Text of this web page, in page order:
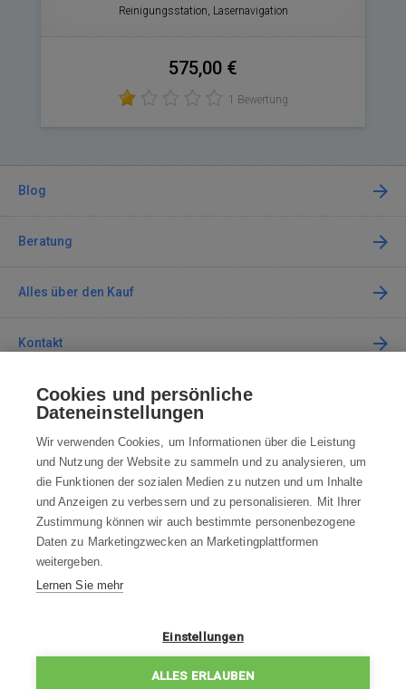
Reinigungsstation, Lasernavigation
575,00 €
1 Bewertung
Blog
Beratung
Alles über den Kauf
Kontakt
Kontaktieren Sie uns
info@robotworld.de
+49 25 197 159 962 Mo-Fr 8:00—16:00 Uhr
ALLE KONTAKTE
WIDERRUFSBELEHRUNG
DATENSCHUTZERKLÄRUNG
Cookies und persönliche
Dateneinstellungen
Wir verwenden Cookies, um Informationen über die Leistung
und Nutzung der Website zu sammeln und zu analysieren, um
die Funktionen der sozialen Medien zu nutzen und um Inhalte
und Anzeigen zu verbessern und zu personalisieren. Mit Ihrer
Zustimmung können wir auch bestimmte personenbezogene
Daten zu Marketingzwecken an Marketingplattformen
weitergeben.
Lernen Sie mehr
Einstellungen
ALLES ERLAUBEN